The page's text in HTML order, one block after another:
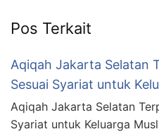
Pos Terkait
Aqiqah Jakarta Selatan
Sesuai Syariat untuk
Aqiqah Jakarta Selatan
Syariat untuk Keluarga